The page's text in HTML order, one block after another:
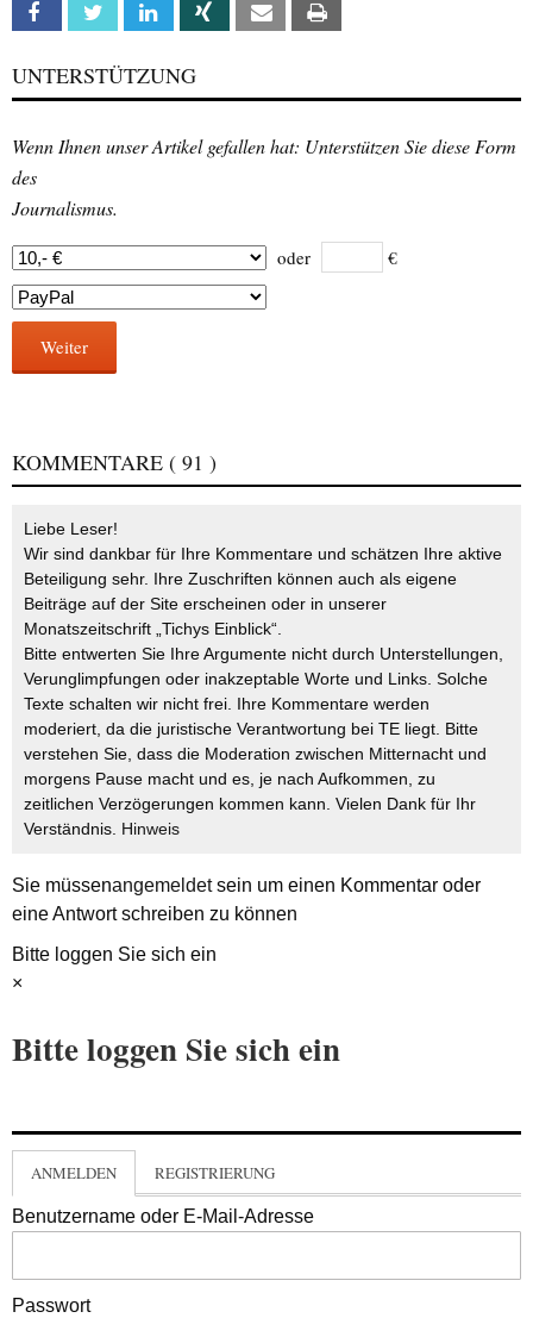
Facebook Twitter Linkedin Xing Email
UNTERSTÜTZUNG
Wenn Ihnen unser Artikel gefallen hat: Unterstützen Sie diese Form
des
Journalismus.
oder €
Weiter
KOMMENTARE ( 91 )
Liebe Leser!
Wir sind dankbar für Ihre Kommentare und schätzen Ihre aktive
Beteiligung sehr. Ihre Zuschriften können auch als eigene
Beiträge auf der Site erscheinen oder in unserer
Monatszeitschrift „Tichys Einblick“.
Bitte entwerten Sie Ihre Argumente nicht durch Unterstellungen,
Verunglimpfungen oder inakzeptable Worte und Links. Solche
Texte schalten wir nicht frei. Ihre Kommentare werden
moderiert, da die juristische Verantwortung bei TE liegt. Bitte
verstehen Sie, dass die Moderation zwischen Mitternacht und
morgens Pause macht und es, je nach Aufkommen, zu
zeitlichen Verzögerungen kommen kann. Vielen Dank für Ihr
Verständnis. Hinweis
Sie müssenangemeldetsein um einen Kommentar oder
eine Antwort schreiben zu können
Bitte loggen Sie sich ein
×
Bitte loggen Sie sich ein
ANMELDEN REGISTRIERUNG
Benutzername oder E-Mail-Adresse
Passwort